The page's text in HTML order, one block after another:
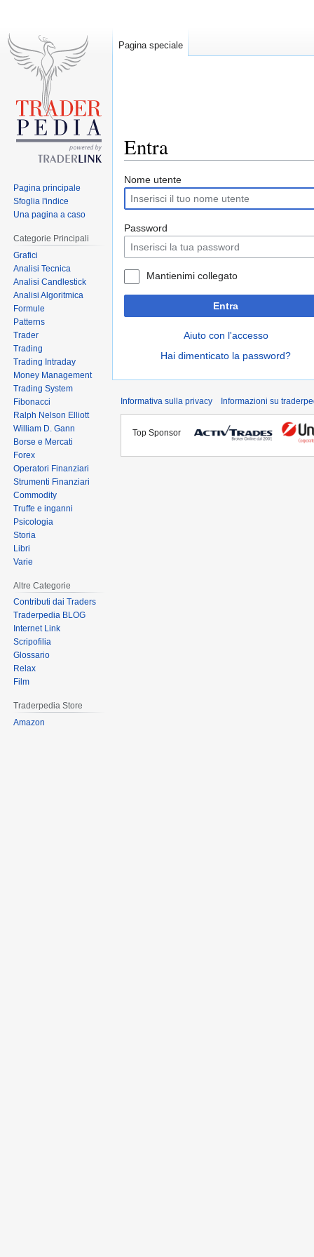
Entra
Jump
to
navigation
Jump
to
search
Nome utente
Password
Mantienimi collegato
Entra
Aiuto con l'accesso
Hai dimenticato la password?
Pagina speciale
Pagina principale
Sfoglia l'indice
Una pagina a caso
Categorie Principali
Grafici
Analisi Tecnica
Analisi Candlestick
Analisi Algoritmica
Formule
Patterns
Trader
Trading
Trading Intraday
Money Management
Trading System
Fibonacci
Ralph Nelson Elliott
William D. Gann
Borse e Mercati
Forex
Operatori Finanziari
Strumenti Finanziari
Commodity
Truffe e inganni
Psicologia
Storia
Libri
Varie
Altre Categorie
Contributi dai Traders
Traderpedia BLOG
Internet Link
Scripofilia
Glossario
Relax
Film
Traderpedia Store
Amazon
Informativa sulla privacy Informazioni su
Top Sponsor